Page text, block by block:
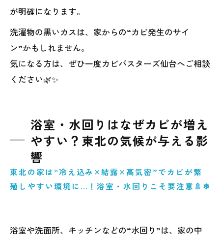
が明確になります。
洗濯物の黒いカスは、家からの“カビ発生のサイ
ン”かもしれません。
気になる方は、ぜひ一度カビバスターズ仙台へご相談
ください🌿✨
浴室・水回りはなぜカビが増え
やすい？東北の気候が与える影
響
東北の家は“冷え込み×結露×高気密”でカビが繁
殖しやすい環境に…！浴室・水回りこそ要注意🚿❄
浴室や洗面所、キッチンなどの“水回り”は、家の中